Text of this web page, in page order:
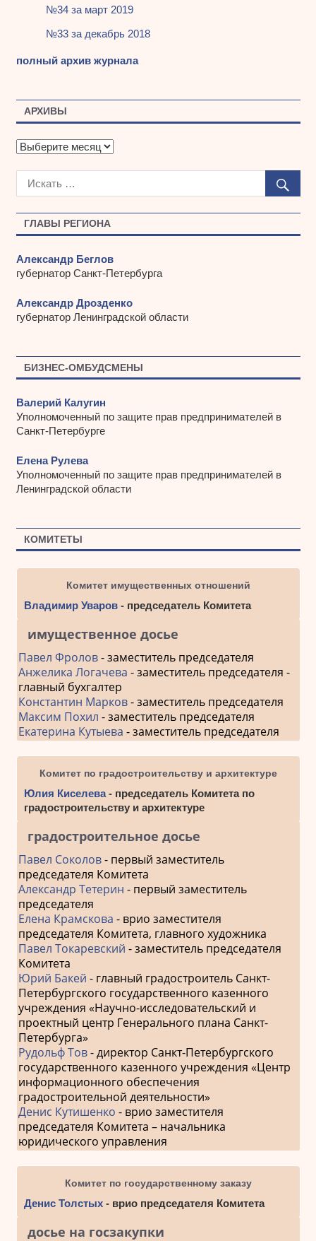
ГЛАВЫ РЕГИОНА
Александр Беглов
губернатор Санкт-Петербурга
Александр Дрозденко
губернатор Ленинградской области
БИЗНЕС-ОМБУДСМЕНЫ
Валерий Калугин
Уполномоченный по защите прав предпринимателей в
Санкт-Петербурге
Елена Рулева
Уполномоченный по защите прав предпринимателей в
Ленинградской области
КОМИТЕТЫ
Комитет имущественных отношений
Владимир Уваров- председатель Комитета
имущественное досье
Павел Фролов- заместитель председателя
Анжелика Логачева - заместитель председателя -
главный бухгалтер
Константин Марков- заместитель председателя
Максим Похил - заместитель председателя
Екатерина Кутыева - заместитель председателя
Комитет по градостроительству и архитектуре
Юлия Киселева- председатель Комитета по
градостроительству и архитектуре
градостроительное досье
Павел Соколов- первый заместитель
председателя Комитета
Александр Тетерин - первый заместитель
председателя
Елена Крамскова - врио заместителя
председателя Комитета, главного художника
Павел Токаревский - заместитель председателя
Комитета
Юрий Бакей - главный градостроитель Санкт-
Петербургского государственного казенного
учреждения «Научно-исследовательский и
проектный центр Генерального плана Санкт-
Петербурга»
Рудольф Тов- директор Санкт-Петербургского
государственного казенного учреждения «Центр
информационного обеспечения
градостроительной деятельности»
Денис Кутишенко - врио заместителя
председателя Комитета – начальника
юридического управления
Комитет по государственному заказу
Денис Толстых- врио председателя Комитета
досье на госзакупки
№34 за март 2019
№33 за декабрь 2018
полный архив журнала
АРХИВЫ
А
х
ы